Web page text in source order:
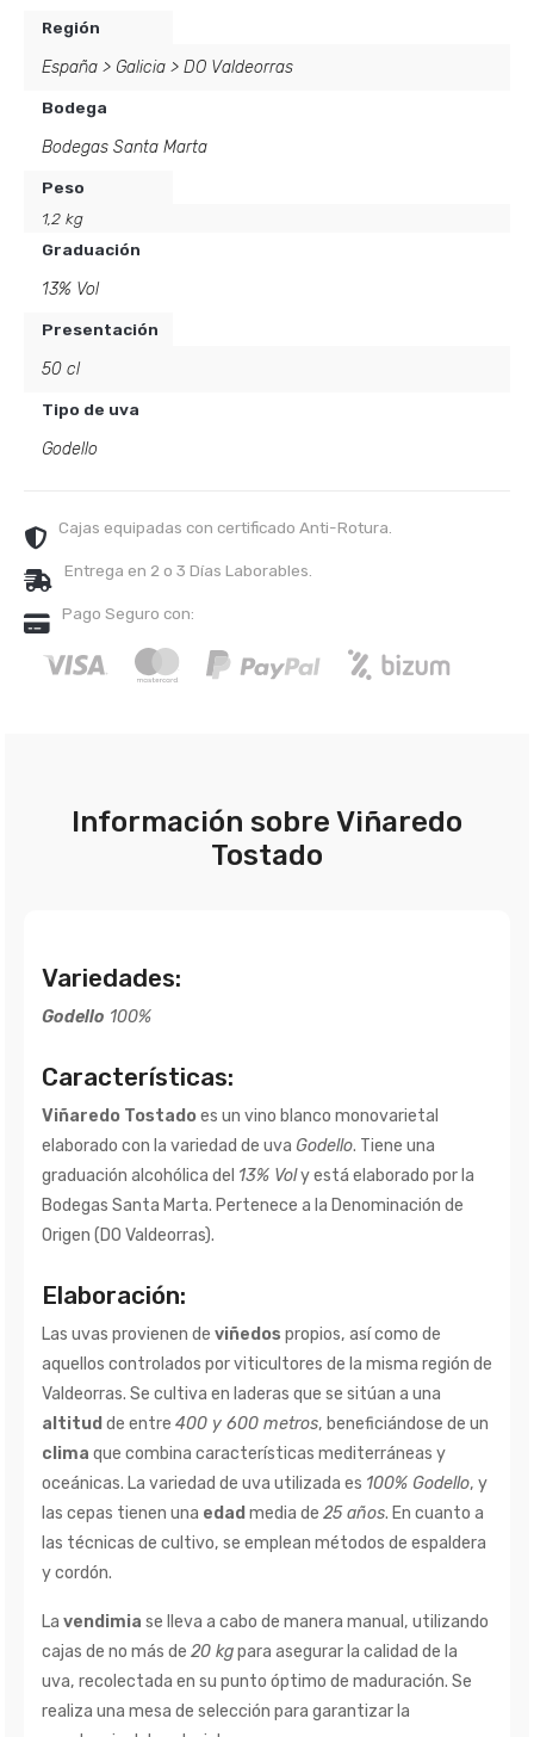
Región
España > Galicia > DO Valdeorras
Bodega
Bodegas Santa Marta
Peso
1,2 kg
Graduación
13% Vol
Presentación
50 cl
Tipo de uva
Godello
Cajas equipadas con certificado Anti-Rotura.
Entrega en 2 o 3 Días Laborables.
Pago Seguro con:
Información sobre Viñaredo
Tostado
Variedades:
Godello 100%
Características:
Viñaredo Tostadoes un vino blanco monovarietal
elaborado con la variedad de uva Godello. Tiene una
graduación alcohólica del 13% Voly está elaborado por la
Bodegas Santa Marta. Pertenece a la Denominación de
Origen (DO Valdeorras).
Elaboración:
Las uvas provienen de viñedos propios, así como de
aquellos controlados por viticultores de la misma región de
Valdeorras. Se cultiva en laderas que se sitúan a una
altitud de entre 400 y 600 metros, beneficiándose de un
clima que combina características mediterráneas y
oceánicas. La variedad de uva utilizada es 100% Godello, y
las cepas tienen una edad media de 25 años. En cuanto a
las técnicas de cultivo, se emplean métodos de espaldera
y cordón.
La vendimia se lleva a cabo de manera manual, utilizando
cajas de no más de 20 kgpara asegurar la calidad de la
uva, recolectada en su punto óptimo de maduración. Se
realiza una mesa de selección para garantizar la